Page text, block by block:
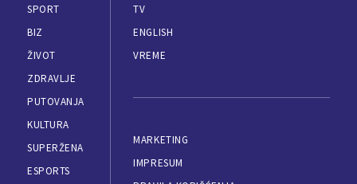
SPORT
BIZ
ŽIVOT
ZDRAVLJE
PUTOVANJA
KULTURA
SUPERŽENA
ESPORTS
TV
ENGLISH
VREME
MARKETING
IMPRESUM